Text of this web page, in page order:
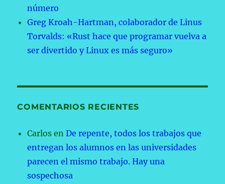
número
Greg Kroah-Hartman, colaborador de Linus
Torvalds: «Rust hace que programar vuelva a
ser divertido y Linux es más seguro»
COMENTARIOS RECIENTES
Carlos enDe repente, todos los trabajos que
entregan los alumnos en las universidades
parecen el mismo trabajo. Hay una
sospechosa